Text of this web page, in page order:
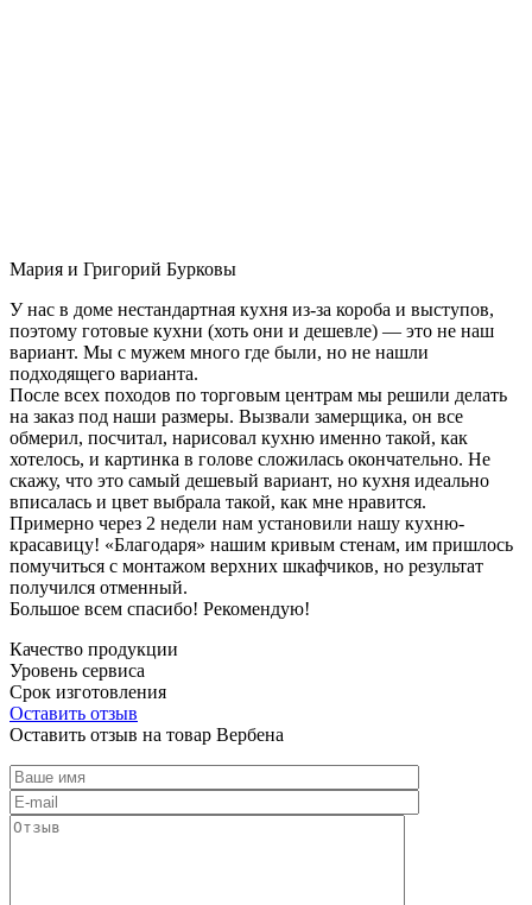
Мария и Григорий Бурковы
У нас в доме нестандартная кухня из-за короба и выступов,
поэтому готовые кухни (хоть они и дешевле) — это не наш
вариант. Мы с мужем много где были, но не нашли
подходящего варианта.
После всех походов по торговым центрам мы решили делать
на заказ под наши размеры. Вызвали замерщика, он все
обмерил, посчитал, нарисовал кухню именно такой, как
хотелось, и картинка в голове сложилась окончательно. Не
скажу, что это самый дешевый вариант, но кухня идеально
вписалась и цвет выбрала такой, как мне нравится.
Примерно через 2 недели нам установили нашу кухню-
красавицу! «Благодаря» нашим кривым стенам, им пришлось
помучиться с монтажом верхних шкафчиков, но результат
получился отменный.
Большое всем спасибо! Рекомендую!
Качество продукции
Уровень сервиса
Срок изготовления
Оставить отзыв
Оставить отзыв на товар Вербена